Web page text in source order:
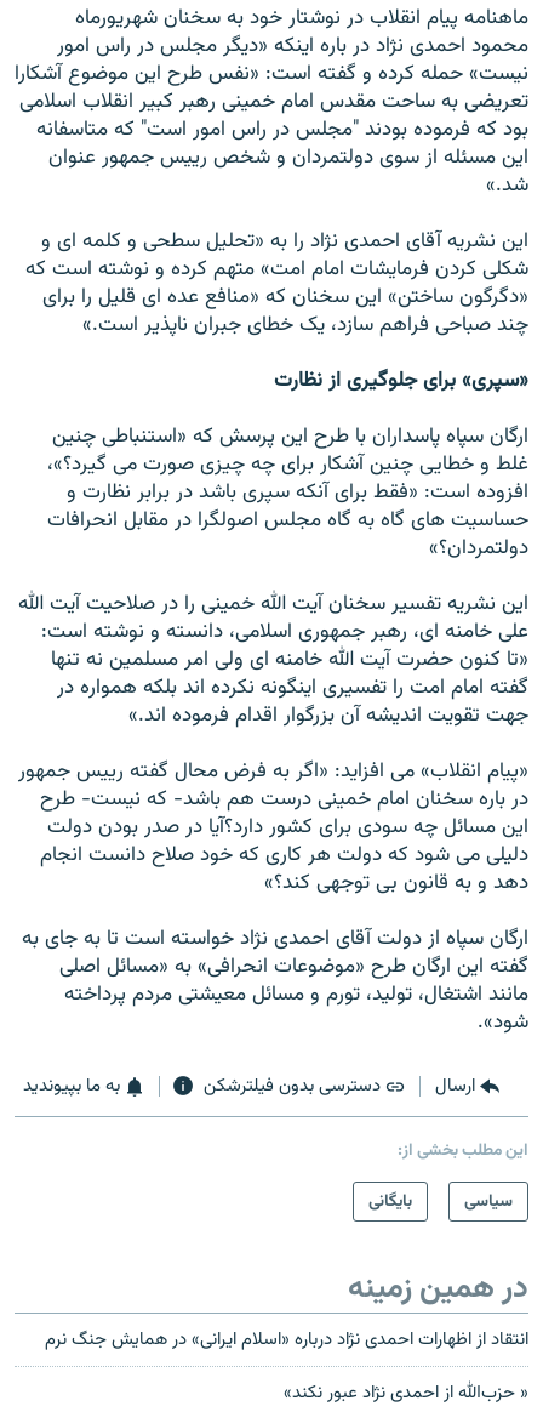
ماهنامه پیام انقلاب در نوشتار خود به سخنان شهریورماه
محمود احمدی نژاد در باره اینکه «دیگر مجلس در راس امور
نیست» حمله کرده و گفته است: «نفس طرح این موضوع آشکارا
تعریضی به ساحت مقدس امام خمینی رهبر کبیر انقلاب اسلامی
بود که فرموده بودند "مجلس در راس امور است" که متاسفانه
این مسئله از سوی دولتمردان و شخص رییس جمهور عنوان
شد.»
این نشریه آقای احمدی نژاد را به «تحلیل سطحی و کلمه ای و
شکلی کردن فرمایشات امام امت» متهم کرده و نوشته است که
«دگرگون ساختن» این سخنان که «منافع عده ای قلیل را برای
چند صباحی فراهم سازد، یک خطای جبران ناپذیر است.»
«سپری» برای جلوگیری از نظارت
ارگان سپاه پاسداران با طرح این پرسش که «استنباطی چنین
غلط و خطایی چنین آشکار برای چه چیزی صورت می گیرد؟»،
افزوده است: «فقط برای آنکه سپری باشد در برابر نظارت و
حساسیت های گاه به گاه مجلس اصولگرا در مقابل انحرافات
دولتمردان؟»
این نشریه تفسیر سخنان آیت الله خمینی را در صلاحیت آیت الله
علی خامنه ای، رهبر جمهوری اسلامی، دانسته و نوشته است:
«تا کنون حضرت آیت الله خامنه ای ولی امر مسلمین نه تنها
گفته امام امت را تفسیری اینگونه نکرده اند بلکه همواره در
جهت تقویت اندیشه آن بزرگوار اقدام فرموده اند.»
«پیام انقلاب» می افزاید: «اگر به فرض محال گفته رییس جمهور
در باره سخنان امام خمینی درست هم باشد- که نیست- طرح
این مسائل چه سودی برای کشور دارد؟آیا در صدر بودن دولت
دلیلی می شود که دولت هر کاری که خود صلاح دانست انجام
دهد و به قانون بی توجهی کند؟»
ارگان سپاه از دولت آقای احمدی نژاد خواسته است تا به جای به
گفته این ارگان طرح «موضوعات انحرافی» به «مسائل اصلی
مانند اشتغال، تولید، تورم و مسائل معیشتی مردم پرداخته
شود».
ارسال دسترسی بدون فیلترشکن به ما بپیوندید
این مطلب بخشی از:
سیاسی
بایگانی
در همین زمینه
انتقاد از اظهارات احمدى نژاد درباره «اسلام ايرانى» در همايش جنگ نرم
« حزب‌الله از احمدی ‌نژاد عبور نکند»